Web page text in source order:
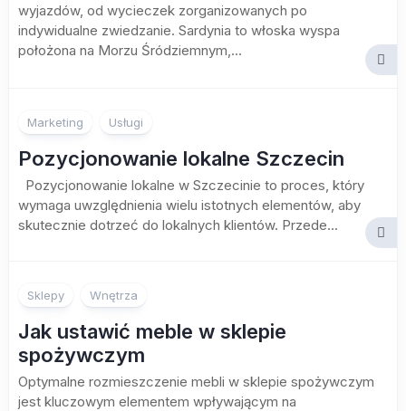
wyjazdów, od wycieczek zorganizowanych po
indywidualne zwiedzanie. Sardynia to włoska wyspa
położona na Morzu Śródziemnym,...
Marketing Usługi
Pozycjonowanie lokalne Szczecin
Pozycjonowanie lokalne w Szczecinie to proces, który
wymaga uwzględnienia wielu istotnych elementów, aby
skutecznie dotrzeć do lokalnych klientów. Przede...
Sklepy Wnętrza
Jak ustawić meble w sklepie
spożywczym
Optymalne rozmieszczenie mebli w sklepie spożywczym
jest kluczowym elementem wpływającym na